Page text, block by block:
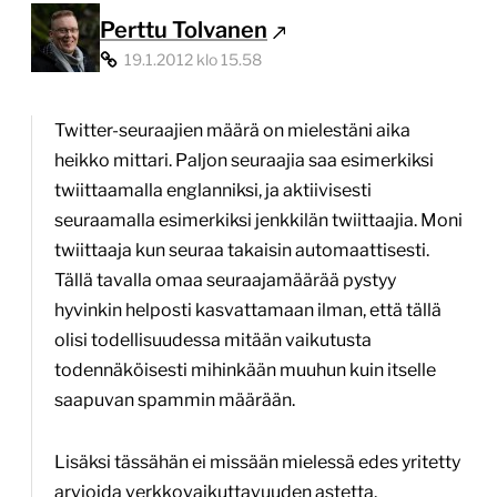
Perttu Tolvanen
19.1.2012 klo 15.58
Twitter-seuraajien määrä on mielestäni aika
heikko mittari. Paljon seuraajia saa esimerkiksi
twiittaamalla englanniksi, ja aktiivisesti
seuraamalla esimerkiksi jenkkilän twiittaajia. Moni
twiittaaja kun seuraa takaisin automaattisesti.
Tällä tavalla omaa seuraajamäärää pystyy
hyvinkin helposti kasvattamaan ilman, että tällä
olisi todellisuudessa mitään vaikutusta
todennäköisesti mihinkään muuhun kuin itselle
saapuvan spammin määrään.
Lisäksi tässähän ei missään mielessä edes yritetty
arvioida verkkovaikuttavuuden astetta.